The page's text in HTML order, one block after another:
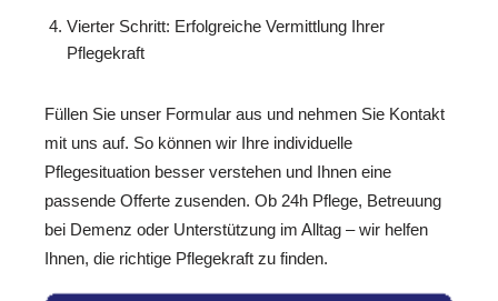
Vierter Schritt: Erfolgreiche Vermittlung Ihrer
Pflegekraft
Füllen Sie unser Formular aus und nehmen Sie Kontakt
mit uns auf. So können wir Ihre individuelle
Pflegesituation besser verstehen und Ihnen eine
passende Offerte zusenden. Ob 24h Pflege, Betreuung
bei Demenz oder Unterstützung im Alltag – wir helfen
Ihnen, die richtige Pflegekraft zu finden.